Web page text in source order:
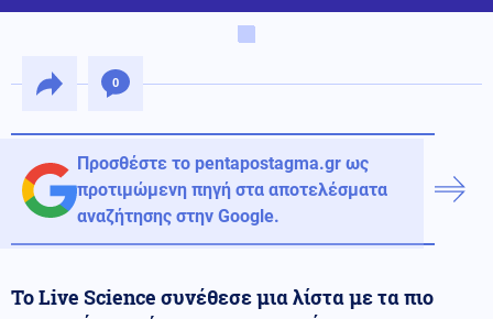
0
Προσθέστε το pentapostagma.gr ως
προτιμώμενη πηγή στα αποτελέσματα
αναζήτησης στην Google.
Το Live Science συνέθεσε μια λίστα με τα πιο